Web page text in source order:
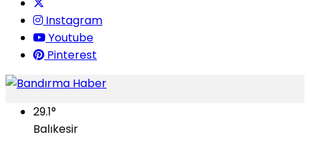
Instagram
Youtube
Pinterest
29.1°
Balıkesir